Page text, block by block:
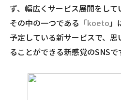
ず、幅広くサービス展開をして
その中の一つである「koeto」
予定している新サービスで、
ることができる新感覚のSNSで